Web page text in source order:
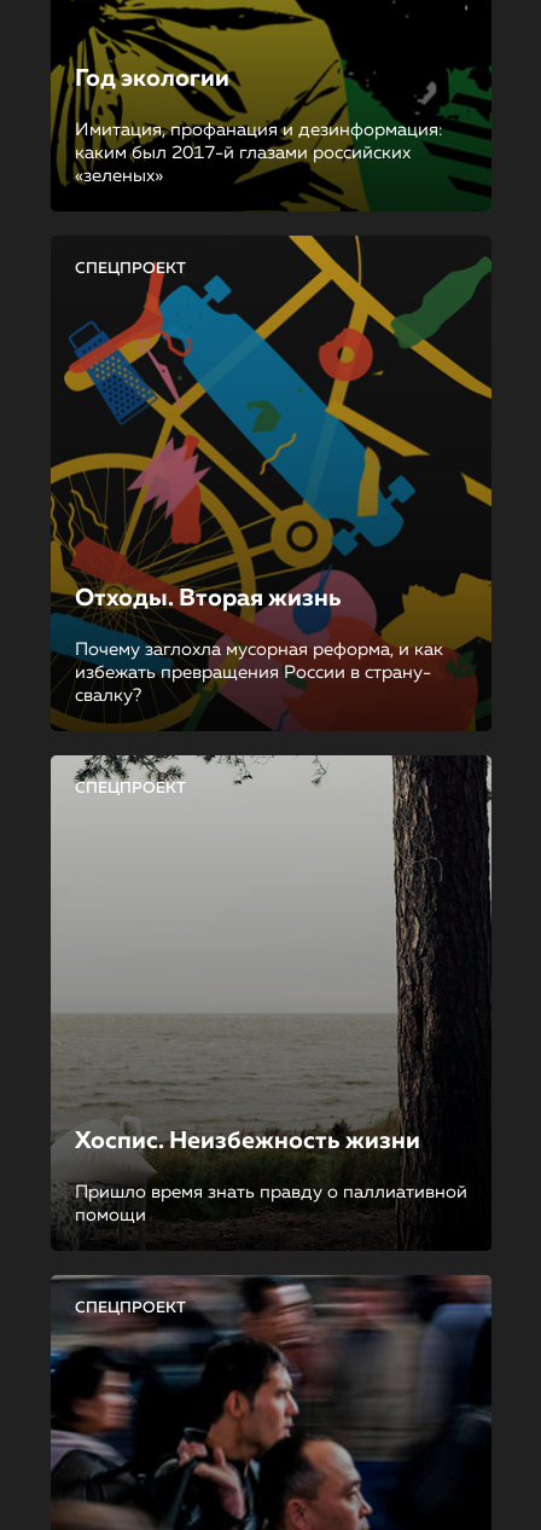
Год экологии
Имитация, профанация и дезинформация:
каким был 2017-й глазами российских
«зеленых»
СПЕЦПРОЕКТ
Отходы. Вторая жизнь
Почему заглохла мусорная реформа, и как
избежать превращения России в страну-
свалку?
СПЕЦПРОЕКТ
Хоспис. Неизбежность жизни
Пришло время знать правду о паллиативной
помощи
СПЕЦПРОЕКТ